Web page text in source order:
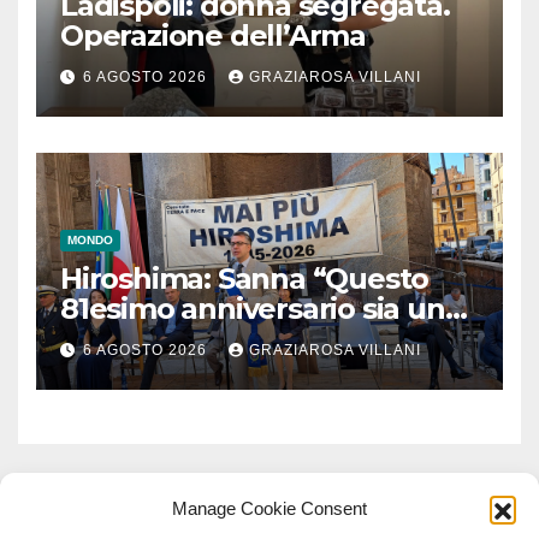
Manage Cookie Consent
Operazione dell’Arma
6 AGOSTO 2026 GRAZIAROSA VILLANI
MONDO
Hiroshima: Sanna “Questo
81esimo anniversario sia un
monito per tutti”
6 AGOSTO 2026 GRAZIAROSA VILLANI